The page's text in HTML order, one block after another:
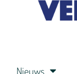
Nieuws